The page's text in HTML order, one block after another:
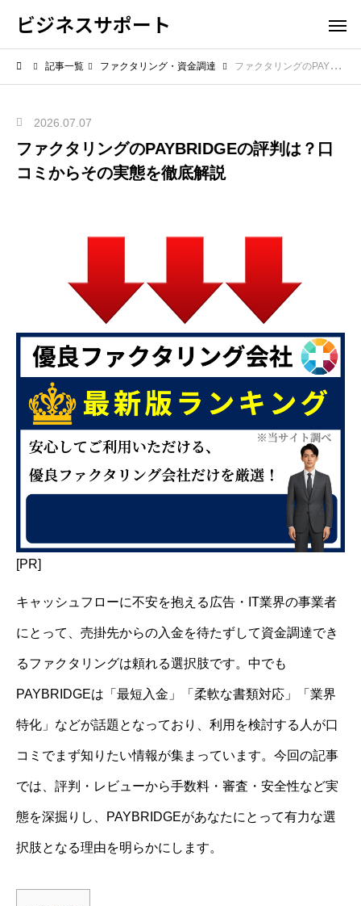
ビジネスサポート
記事一覧 ファクタリング・資金調達 ファクタリングのPAYBRIDGEの評判は？口コミからその実態を徹底解説
2026.07.07
ファクタリングのPAYBRIDGEの評判は？口
コミからその実態を徹底解説
[PR]
キャッシュフローに不安を抱える広告・IT業界の事業者
にとって、売掛先からの入金を待たずして資金調達でき
るファクタリングは頼れる選択肢です。中でも
PAYBRIDGEは「最短入金」「柔軟な書類対応」「業界
特化」などが話題となっており、利用を検討する人が口
コミでまず知りたい情報が集まっています。今回の記事
では、評判・レビューから手数料・審査・安全性など実
態を深掘りし、PAYBRIDGEがあなたにとって有力な選
択肢となる理由を明らかにします。